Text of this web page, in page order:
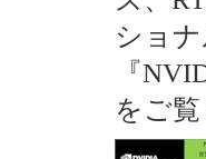
ショ
『
をご覧